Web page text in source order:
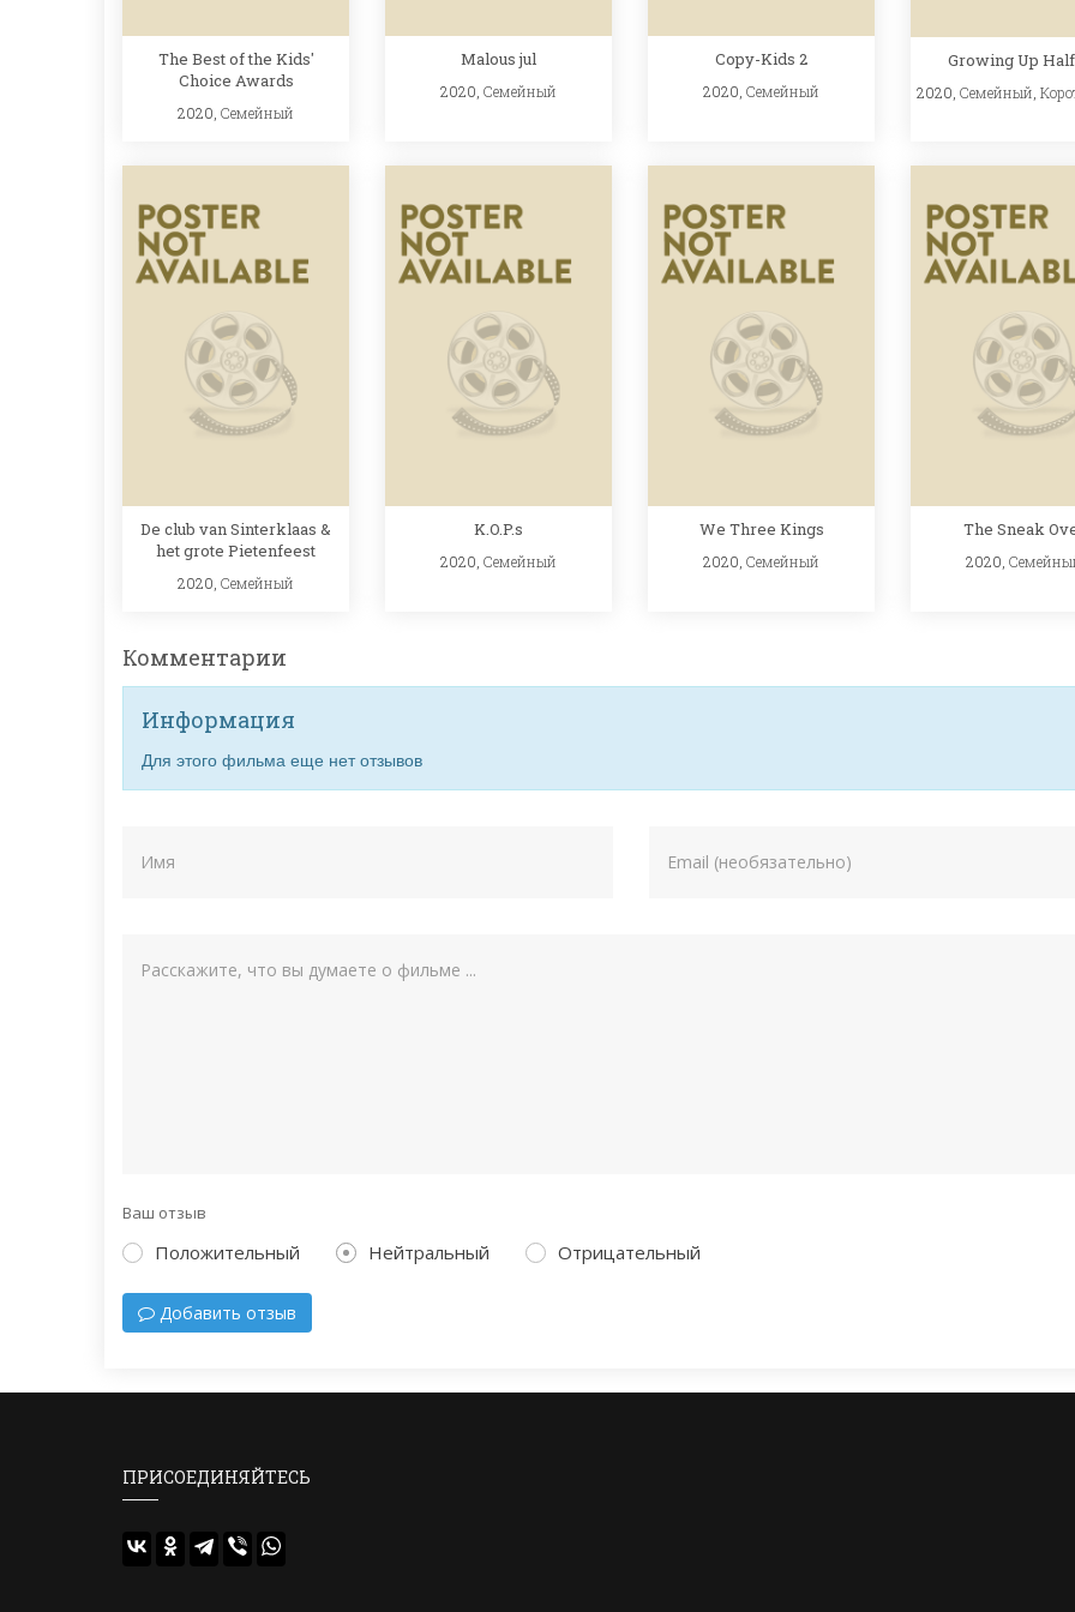
The Best of the Kids'
Choice Awards
2020, Семейный
Malous jul
2020, Семейный
Copy-Kids 2
2020, Семейный
Growing Up
2020, Семейный
De club van Sinterklaas &
het grote Pietenfeest
2020, Семейный
K.O.P.s
2020, Семейный
We Three Kings
2020, Семейный
The Sneak
2020,
Комментарии
Информация
Для этого фильма еще нет отзывов
Ваш отзыв
Положительный Нейтральный Отрицательный
Добавить отзыв
ПРИСОЕДИНЯЙТЕСЬ